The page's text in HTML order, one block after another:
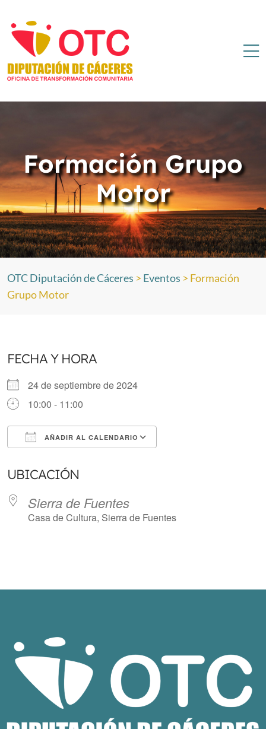
Formación Grupo
Motor
OTC Diputación de Cáceres > Eventos > Formación
Grupo Motor
FECHA Y HORA
24 de septiembre de 2024
10:00 - 11:00
AÑADIR AL CALENDARIO
UBICACIÓN
Sierra de Fuentes
Casa de Cultura, Sierra de Fuentes